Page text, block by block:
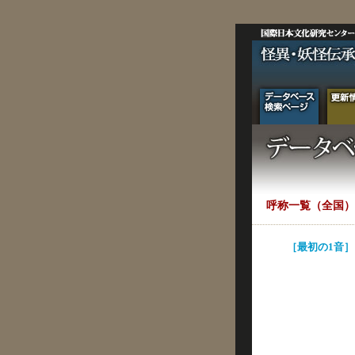
呼称一覧（全国）
［最初の1音］